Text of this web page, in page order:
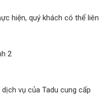
hiện, quý khách có thể liên
2
vụ của Tadu cung cấp